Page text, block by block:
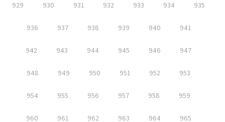
929 930 931 932 933 934 935
936 937 938 939 940 941
942 943 944 945 946 947
948 949 950 951 952 953
954 955 956 957 958 959
960 961 962 963 964 965